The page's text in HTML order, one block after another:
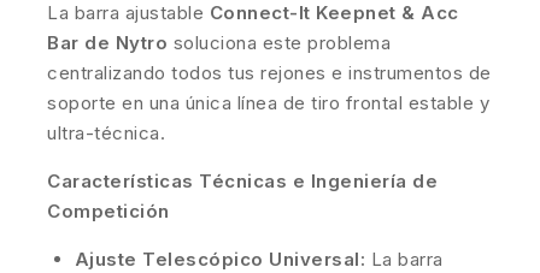
La barra ajustable Connect-It Keepnet & Acc
Bar de Nytro soluciona este problema
centralizando todos tus rejones e instrumentos de
soporte en una única línea de tiro frontal estable y
ultra-técnica.
Características Técnicas e Ingeniería de
Competición
Ajuste Telescópico Universal: La barra